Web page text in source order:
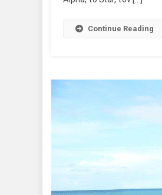
Continue Reading